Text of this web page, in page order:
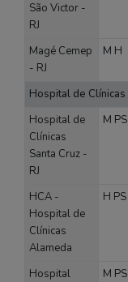
São Victor -
RJ
Magé Cemep
- RJ
M H
Hospital de Clínicas
Hospital de
Clínicas
Santa Cruz -
RJ
M PS
HCA -
Hospital de
Clínicas
Alameda
H PS
Hospital
M PS